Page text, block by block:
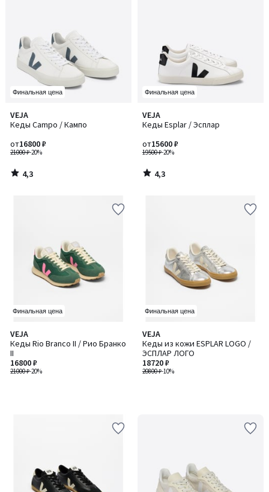
Финальная цена
VEJA
Кеды Campo / Кампо
21000 ₽-20%
от16800 ₽
4,3
/ 5
4,3
/
Финальная цена
VEJA
Кеды Esplar / Эсплар
19500 ₽-20%
от15600 ₽
4,3
/ 5
4,3
/
Финальная цена
VEJA
Кеды Rio Branco II / Рио Бранко
II
21000 ₽-20%
16800 ₽
Финальная цена
VEJA
Кеды из кожи ESPLAR LOGO /
ЭСПЛАР ЛОГО
20800 ₽-10%
18720 ₽